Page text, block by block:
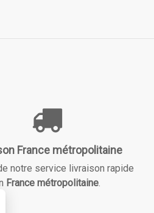
France métropolitaine
notre service livraison rapide
France métropolitaine.